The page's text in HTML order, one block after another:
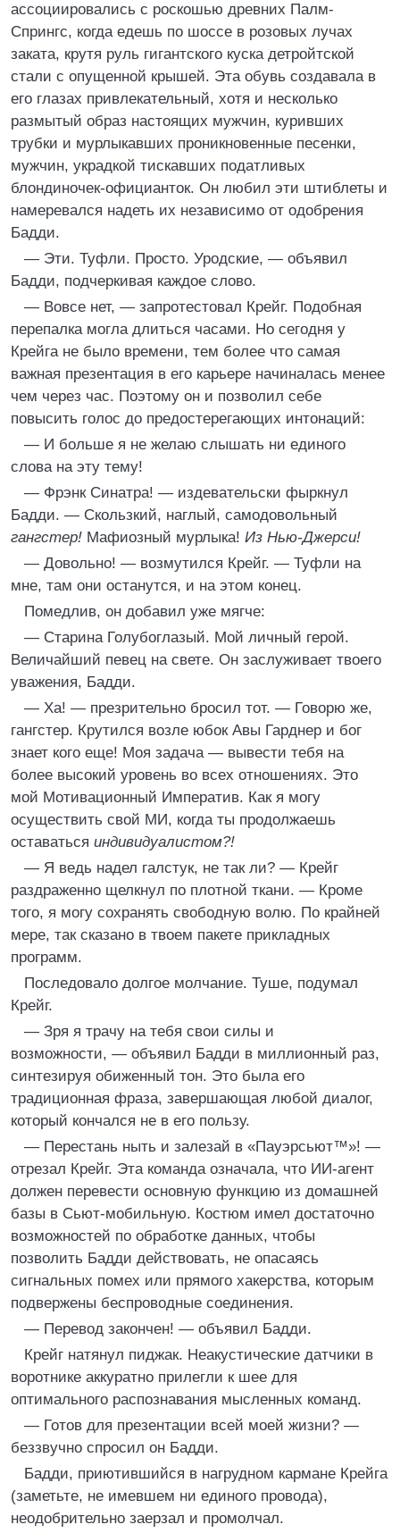
ассоциировались с роскошью древних Палм-
Спрингс, когда едешь по шоссе в розовых лучах
заката, крутя руль гигантского куска детройтской
стали с опущенной крышей. Эта обувь создавала в
его глазах привлекательный, хотя и несколько
размытый образ настоящих мужчин, куривших
трубки и мурлыкавших проникновенные песенки,
мужчин, украдкой тискавших податливых
блондиночек-официанток. Он любил эти штиблеты и
намеревался надеть их независимо от одобрения
Бадди.
— Эти. Туфли. Просто. Уродские, — объявил
Бадди, подчеркивая каждое слово.
— Вовсе нет, — запротестовал Крейг. Подобная
перепалка могла длиться часами. Но сегодня у
Крейга не было времени, тем более что самая
важная презентация в его карьере начиналась менее
чем через час. Поэтому он и позволил себе
повысить голос до предостерегающих интонаций:
— И больше я не желаю слышать ни единого
слова на эту тему!
— Фрэнк Синатра! — издевательски фыркнул
Бадди. — Скользкий, наглый, самодовольный
гангстер! Мафиозный мурлыка! Из Нью-Джерси!
— Довольно! — возмутился Крейг. — Туфли на
мне, там они останутся, и на этом конец.
Помедлив, он добавил уже мягче:
— Старина Голубоглазый. Мой личный герой.
Величайший певец на свете. Он заслуживает твоего
уважения, Бадди.
— Ха! — презрительно бросил тот. — Говорю же,
гангстер. Крутился возле юбок Авы Гарднер и бог
знает кого еще! Моя задача — вывести тебя на
более высокий уровень во всех отношениях. Это
мой Мотивационный Императив. Как я могу
осуществить свой МИ, когда ты продолжаешь
оставаться индивидуалистом?!
— Я ведь надел галстук, не так ли? — Крейг
раздраженно щелкнул по плотной ткани. — Кроме
того, я могу сохранять свободную волю. По крайней
мере, так сказано в твоем пакете прикладных
программ.
Последовало долгое молчание. Туше, подумал
Крейг.
— Зря я трачу на тебя свои силы и
возможности, — объявил Бадди в миллионный раз,
синтезируя обиженный тон. Это была его
традиционная фраза, завершающая любой диалог,
который кончался не в его пользу.
— Перестань ныть и залезай в «Пауэрсьют™»! —
отрезал Крейг. Эта команда означала, что ИИ-агент
должен перевести основную функцию из домашней
базы в Сьют-мобильную. Костюм имел достаточно
возможностей по обработке данных, чтобы
позволить Бадди действовать, не опасаясь
сигнальных помех или прямого хакерства, которым
подвержены беспроводные соединения.
— Перевод закончен! — объявил Бадди.
Крейг натянул пиджак. Неакустические датчики в
воротнике аккуратно прилегли к шее для
оптимального распознавания мысленных команд.
— Готов для презентации всей моей жизни? —
беззвучно спросил он Бадди.
Бадди, приютившийся в нагрудном кармане Крейга
(заметьте, не имевшем ни единого провода),
неодобрительно заерзал и промолчал.